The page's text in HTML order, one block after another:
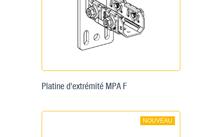
Platine d'extrémité MPA F
NOUVEAU